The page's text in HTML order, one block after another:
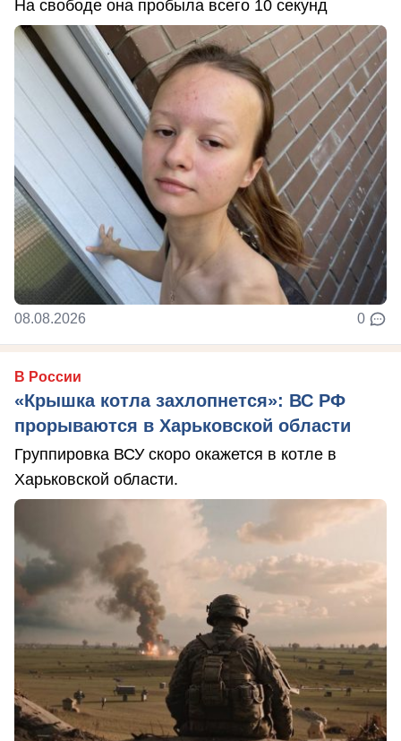
На свободе она пробыла всего 10 секунд
08.08.2026 0
В России
«Крышка котла захлопнется»: ВС РФ
прорываются в Харьковской области
Группировка ВСУ скоро окажется в котле в
Харьковской области.